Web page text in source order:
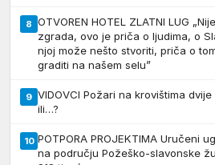
8 OTVOREN HOTEL ZLATNI LUG
zgrada, ovo je priča o ljudima, o
njoj može nešto stvoriti, priča o
graditi na našem selu”
9 VIDOVCI Požari na krovištima
ili…?
10 POTPORA PROJEKTIMA Uručeni
na području Požeško-slavonske